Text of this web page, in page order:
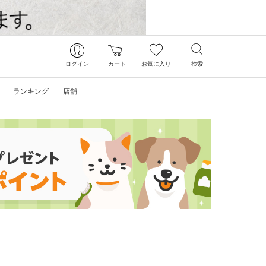
ログイン カート お気に入り 検索
ランキング 店舗